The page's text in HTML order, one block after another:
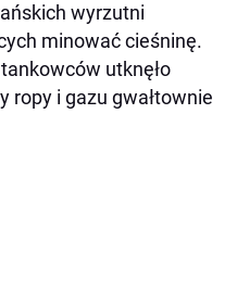
wyrzutni
minować cieśninę.
utknęło
ropy i gazu gwałtownie